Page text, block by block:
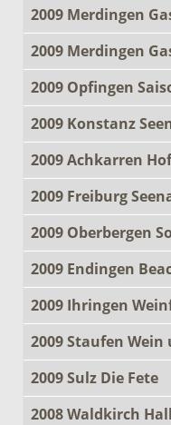
2009 Merdingen
2009 Merdingen
2009 Opfingen
2009 Konstanz
2009 Achkarren
2009 Freiburg
2009 Oberbergen
2009 Endingen
2009 Ihringen
2009 Staufen
2009 Sulz Die Fete
2008 Waldkirch